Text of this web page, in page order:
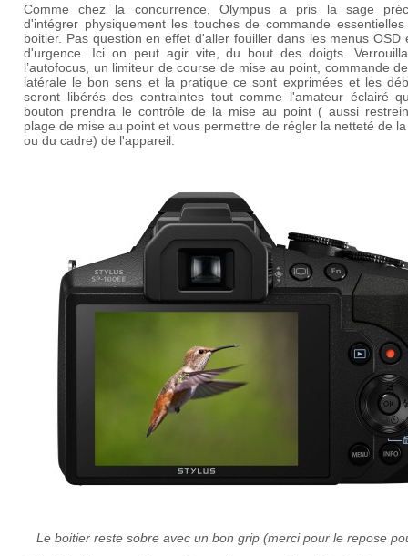
Comme chez la concurrence, Olympus a pris la sage
d'intégrer physiquement les touches de commande
boitier. Pas question en effet d'aller fouiller dans les menus OSD
d'urgence. Ici on peut agir vite, du bout des doigts.
l’autofocus, un limiteur de course de mise au point, commande
latérale le bon sens et la pratique ce sont exprimées et les
seront libérés des contraintes tout comme l'amateur éclairé
bouton prendra le contrôle de la mise au point ( aussi
plage de mise au point et vous permettre de régler la netteté de
ou du cadre) de l'appareil.
Le boitier reste sobre avec un bon grip (merci pour le repose